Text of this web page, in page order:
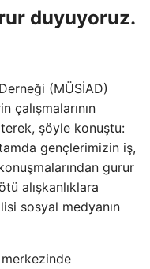
duyuyoruz.
(MÜSİAD)
çalışmalarının
şöyle konuştu:
gençlerimizin iş,
gurur
alışkanlıklara
sosyal medyanın
merkezinde